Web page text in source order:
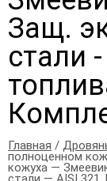
Защ.
стали
Главная /
полноценном
кожуха —